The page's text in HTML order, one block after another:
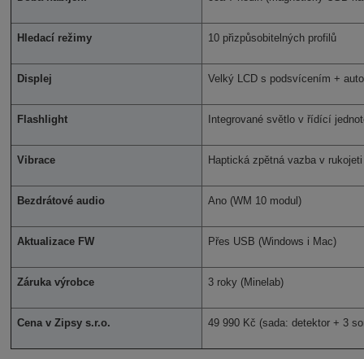
Hledací režimy 10 přizpůsobitelných profilů
Displej Velký LCD s podsvícením +
Flashlight Integrované světlo v řídící
Vibrace Haptická zpětná vazba v rukojeti
Bezdrátové audio Ano (WM 10 modul)
Aktualizace FW Přes USB (Windows i Mac)
Záruka výrobce 3 roky (Minelab)
Cena v Zipsy s.r.o. 49 990 Kč (sada: detektor + 3